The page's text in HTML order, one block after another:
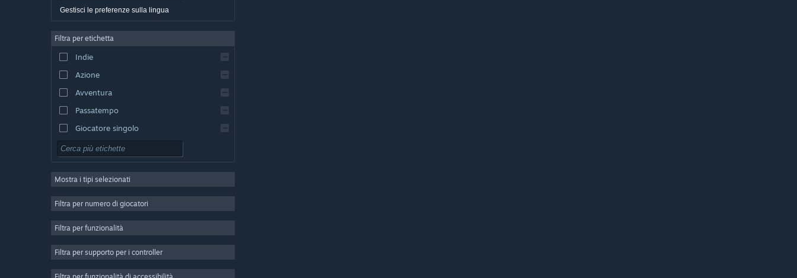
Danese
Inglese
Spagnolo - Spagna
Spagnolo - America Latina
Gestisci le preferenze sulla lingua
Filtra per etichetta
Indie
Azione
Avventura
Passatempo
Giocatore singolo
Simulazione
Strategia
Free-to-Play
Mostra i tipi selezionati
Filtra per numero di giocatori
Filtra per funzionalità
Filtra per supporto per i controller